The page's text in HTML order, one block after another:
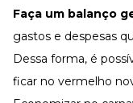
Faça um balanço
gastos e despesas
Dessa forma, é
ficar no vermelho